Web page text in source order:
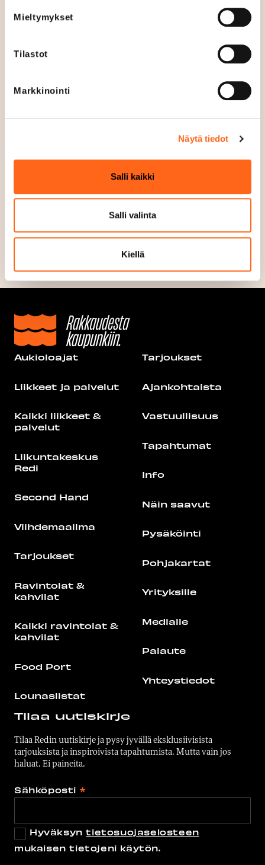
Mieltymykset
Tilastot
Markkinointi
Näytä tiedot
Salli kaikki
Salli valinta
Kiellä
6.12.2026
Jouluaatto*
Suljettu
12-18
31.12.2026
Uudenvuodenaatto
10-18
Aukioloajat
Liikkeet ja palvelut
Kaikki liikkeet &
palvelut
Liikuntakeskus
Redi
Second Hand
Viihdemaailma
Tarjoukset
Ravintolat &
kahvilat
Kaikki ravintolat &
kahvilat
Food Port
Lounaslistat
Tarjoukset
Ajankohtaista
Vastuullisuus
Tapahtumat
Info
Näin saavut
Pysäköinti
Pohjakartat
Yrityksille
Medialle
Palaute
Yhteystiedot
Tilaa uutiskirje
Tilaa Redin uutiskirje ja pysy jyvällä eksklusiivisista
tarjouksista ja inspiroivista tapahtumista. Mutta vain jos
haluat. Ei paineita.
Sähköposti *
Hyväksyntietosuojaselosteen
mukaisen tietojeni käytön.